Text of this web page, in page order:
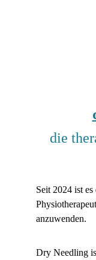
die
Seit 2024 ist
anzuwenden.
Dry Needling